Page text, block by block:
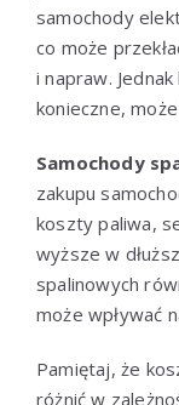
samochody
co może
i napraw.
konieczne,
Samochody
zakupu
koszty paliwa,
wyższe w
spalinowych
może wpływać
Pamiętaj, że
różnić w